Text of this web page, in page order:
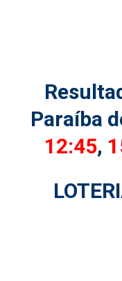
Paraíba
12:45,